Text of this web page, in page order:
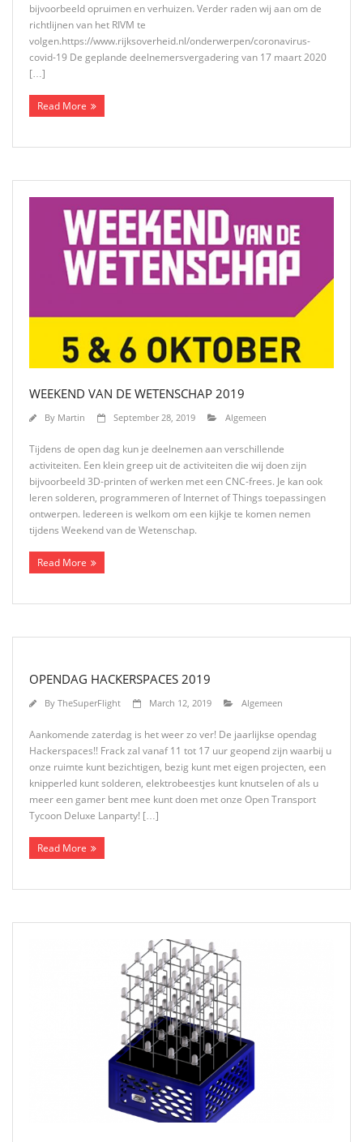
bijvoorbeeld opruimen en verhuizen. Verder raden wij aan om de
richtlijnen van het RIVM te
volgen.https://www.rijksoverheid.nl/onderwerpen/coronavirus-
covid-19 De geplande deelnemersvergadering van 17 maart 2020
[…]
Read More
WEEKEND VAN DE WETENSCHAP 2019
By Martin September 28, 2019 Algemeen
Tijdens de open dag kun je deelnemen aan verschillende
activiteiten. Een klein greep uit de activiteiten die wij doen zijn
bijvoorbeeld 3D-printen of werken met een CNC-frees. Je kan ook
leren solderen, programmeren of Internet of Things toepassingen
ontwerpen. Iedereen is welkom om een kijkje te komen nemen
tijdens Weekend van de Wetenschap.
Read More
OPENDAG HACKERSPACES 2019
By TheSuperFlight March 12, 2019 Algemeen
Aankomende zaterdag is het weer zo ver! De jaarlijkse opendag
Hackerspaces!! Frack zal vanaf 11 tot 17 uur geopend zijn waarbij u
onze ruimte kunt bezichtigen, bezig kunt met eigen projecten, een
knipperled kunt solderen, elektrobeestjes kunt knutselen of als u
meer een gamer bent mee kunt doen met onze Open Transport
Tycoon Deluxe Lanparty! […]
Read More